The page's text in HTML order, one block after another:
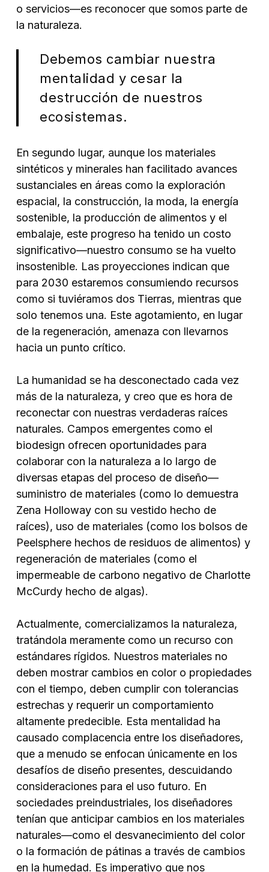
o servicios—es reconocer que somos parte de
la naturaleza.
Debemos cambiar nuestra
mentalidad y cesar la
destrucción de nuestros
ecosistemas.
En segundo lugar, aunque los materiales
sintéticos y minerales han facilitado avances
sustanciales en áreas como la exploración
espacial, la construcción, la moda, la energía
sostenible, la producción de alimentos y el
embalaje, este progreso ha tenido un costo
significativo—nuestro consumo se ha vuelto
insostenible. Las proyecciones indican que
para 2030 estaremos consumiendo recursos
como si tuviéramos dos Tierras, mientras que
solo tenemos una. Este agotamiento, en lugar
de la regeneración, amenaza con llevarnos
hacia un punto crítico.
La humanidad se ha desconectado cada vez
más de la naturaleza, y creo que es hora de
reconectar con nuestras verdaderas raíces
naturales. Campos emergentes como el
biodesign ofrecen oportunidades para
colaborar con la naturaleza a lo largo de
diversas etapas del proceso de diseño—
suministro de materiales (como lo demuestra
Zena Holloway con su vestido hecho de
raíces), uso de materiales (como los bolsos de
Peelsphere hechos de residuos de alimentos) y
regeneración de materiales (como el
impermeable de carbono negativo de Charlotte
McCurdy hecho de algas).
Actualmente, comercializamos la naturaleza,
tratándola meramente como un recurso con
estándares rígidos. Nuestros materiales no
deben mostrar cambios en color o propiedades
con el tiempo, deben cumplir con tolerancias
estrechas y requerir un comportamiento
altamente predecible. Esta mentalidad ha
causado complacencia entre los diseñadores,
que a menudo se enfocan únicamente en los
desafíos de diseño presentes, descuidando
consideraciones para el uso futuro. En
sociedades preindustriales, los diseñadores
tenían que anticipar cambios en los materiales
naturales—como el desvanecimiento del color
o la formación de pátinas a través de cambios
en la humedad. Es imperativo que nos